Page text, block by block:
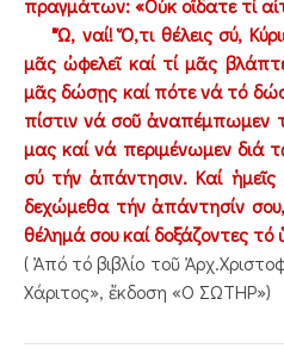
πραγμάτων: «Οὐκ οἴδατε τί
"Ὤ, ναί! Ὅ,τι θέλεις σύ,
μᾶς ὠφελεῖ καί τί μᾶς
μᾶς δώσῃς καί πότε νά τό
πίστιν νά σοῦ
μας καί νά περιμένωμεν διά
σύ τήν ἀπάντησιν. Καί
δεχώμεθα τήν ἀπάντησίν
θέλημά σου καί δοξάζοντες
( Ἀπό τό βιβλίο τοῦ
Χάριτος», ἔκδοση «Ο ΣΩΤΗΡ»)